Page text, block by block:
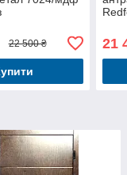
22 500 ₴ 21